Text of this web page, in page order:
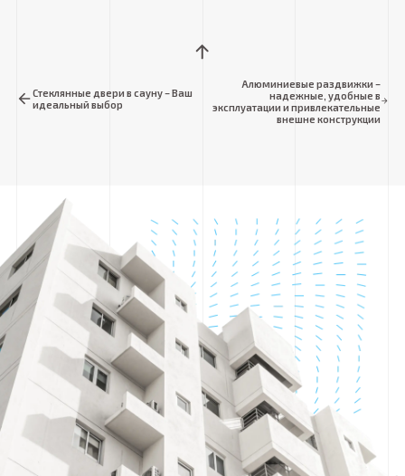
Стеклянные двери в сауну – Ваш
идеальный выбор
Алюминиевые раздвижки –
надежные, удобные в
эксплуатации и привлекательные
внешне конструкции